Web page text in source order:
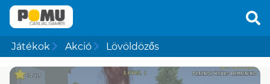
Játékok Akció Lövöldözős